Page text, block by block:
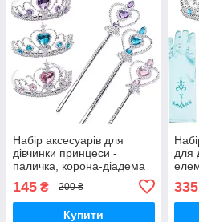
Набір аксесуарів для
дівчинки принцеси -
паличка, корона-діадема
145 ₴ 200 ₴
Купити
для
335